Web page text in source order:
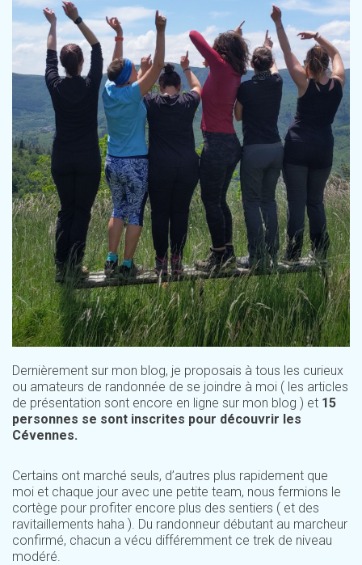
Dernièrement sur mon blog, je proposais à tous les curieux
ou amateurs de randonnée de se joindre à moi ( les articles
de présentation sont encore en ligne sur mon blog ) et 15
personnes se sont inscrites pour découvrir les
Cévennes.
Certains ont marché seuls, d’autres plus rapidement que
moi et chaque jour avec une petite team, nous fermions le
cortège pour profiter encore plus des sentiers ( et des
ravitaillements haha ). Du randonneur débutant au marcheur
confirmé, chacun a vécu différemment ce trek de niveau
modéré.